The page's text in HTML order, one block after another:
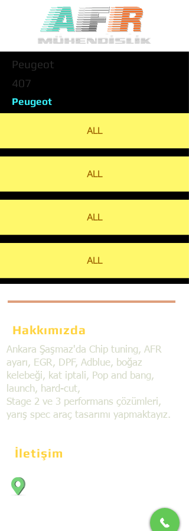
Peugeot
407
Peugeot
ALL
ALL
ALL
ALL
Hakkımızda
Ankara Şaşmaz'da Chip tuning, AFR
ayarı, EGR, DPF, Adblue, boğaz
kelebeği, kat iptali, Pop and bang,
launch, hard-cut,
Stage 2 ve 3 performans çözümleri,
yarış spec araç tasarımı yapmaktayız.
İletişim